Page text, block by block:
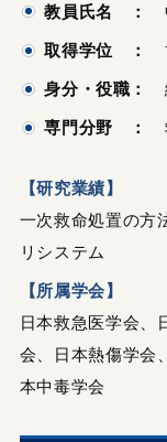
教員氏名 ：
取得学位 ：
身分・役職：
専門分野 ：
【研究業績】
一次救命処置の方
リシステム
【所属学会】
日本救急医学会、
会、日本熱傷学会
本中毒学会